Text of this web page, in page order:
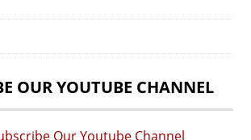
OUR YOUTUBE CHANNEL
Our Youtube Channel